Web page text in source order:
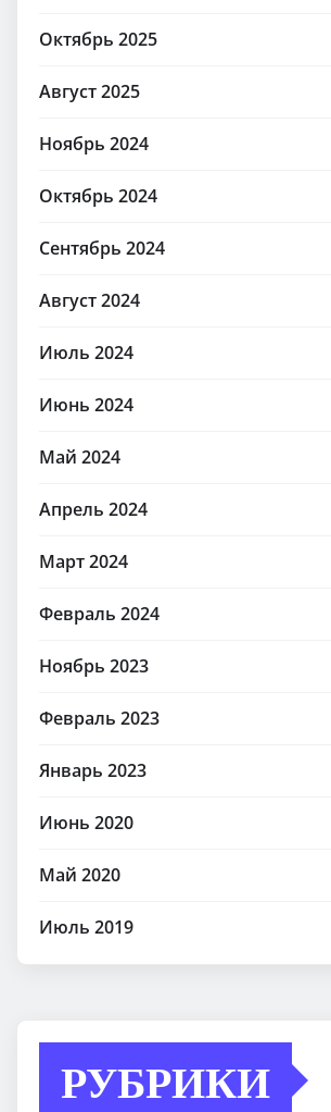
Октябрь 2025
Август 2025
Ноябрь 2024
Октябрь 2024
Сентябрь 2024
Август 2024
Июль 2024
Июнь 2024
Май 2024
Апрель 2024
Март 2024
Февраль 2024
Ноябрь 2023
Февраль 2023
Январь 2023
Июнь 2020
Май 2020
Июль 2019
РУБРИКИ